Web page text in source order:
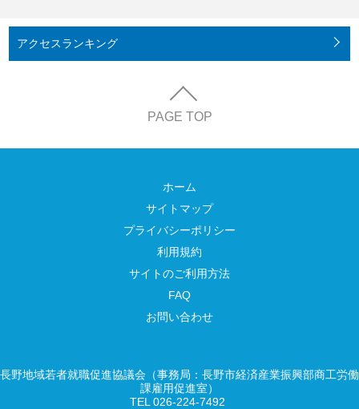
アクセスランキング
PAGE TOP
ホーム
サイトマップ
プライバシーポリシー
利用規約
サイトのご利用方法
FAQ
お問い合わせ
長野地域若者就職促進協議会（事務局：長野市経済産業振興部商工労働
課雇用促進室）
TEL 026-224-7492